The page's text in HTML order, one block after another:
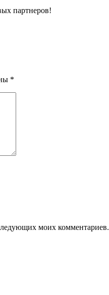
партнеров!
*
моих комментариев.